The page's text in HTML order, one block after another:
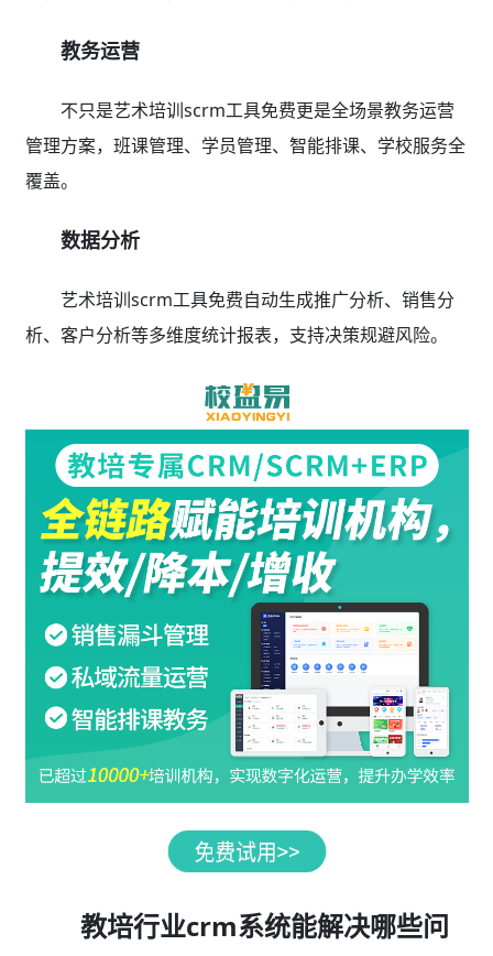
教务运营
不只是艺术培训scrm工具免费更是全场景教务运营
管理方案，班课管理、学员管理、智能排课、学校服务全
覆盖。
数据分析
艺术培训scrm工具免费自动生成推广分析、销售分
析、客户分析等多维度统计报表，支持决策规避风险。
教培行业crm系统能解决哪些问